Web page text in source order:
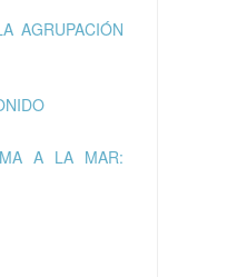
AGRUPACIÓN
A LA MAR: